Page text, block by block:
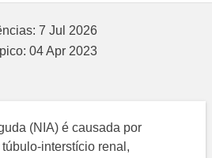
7 Jul 2026
04 Apr 2023
(NIA) é causada por
interstício renal,